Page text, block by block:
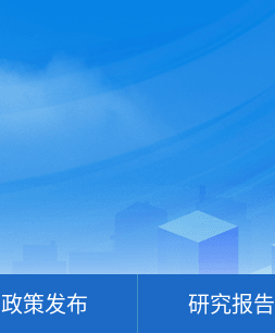
政策发布 研究报告